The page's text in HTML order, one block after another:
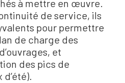
à mettre en œuvre.
de service, ils
pour permettre
de charge des
et
des pics de